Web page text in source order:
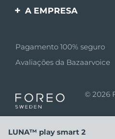
Registro de produto
A EMPRESA
Afiliados
Notícias de afiliados
Parceiro minoritário
Pagamento 100% seguro
Avaliações da Bazaarvoice
© 2026
LUNA™ play smart 2